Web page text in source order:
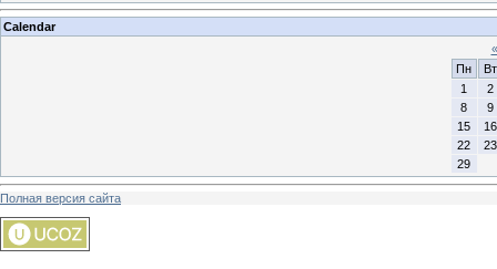
Calendar
«
Пн
Вт
1
2
8
9
15
16
22
23
29
Полная версия сайта